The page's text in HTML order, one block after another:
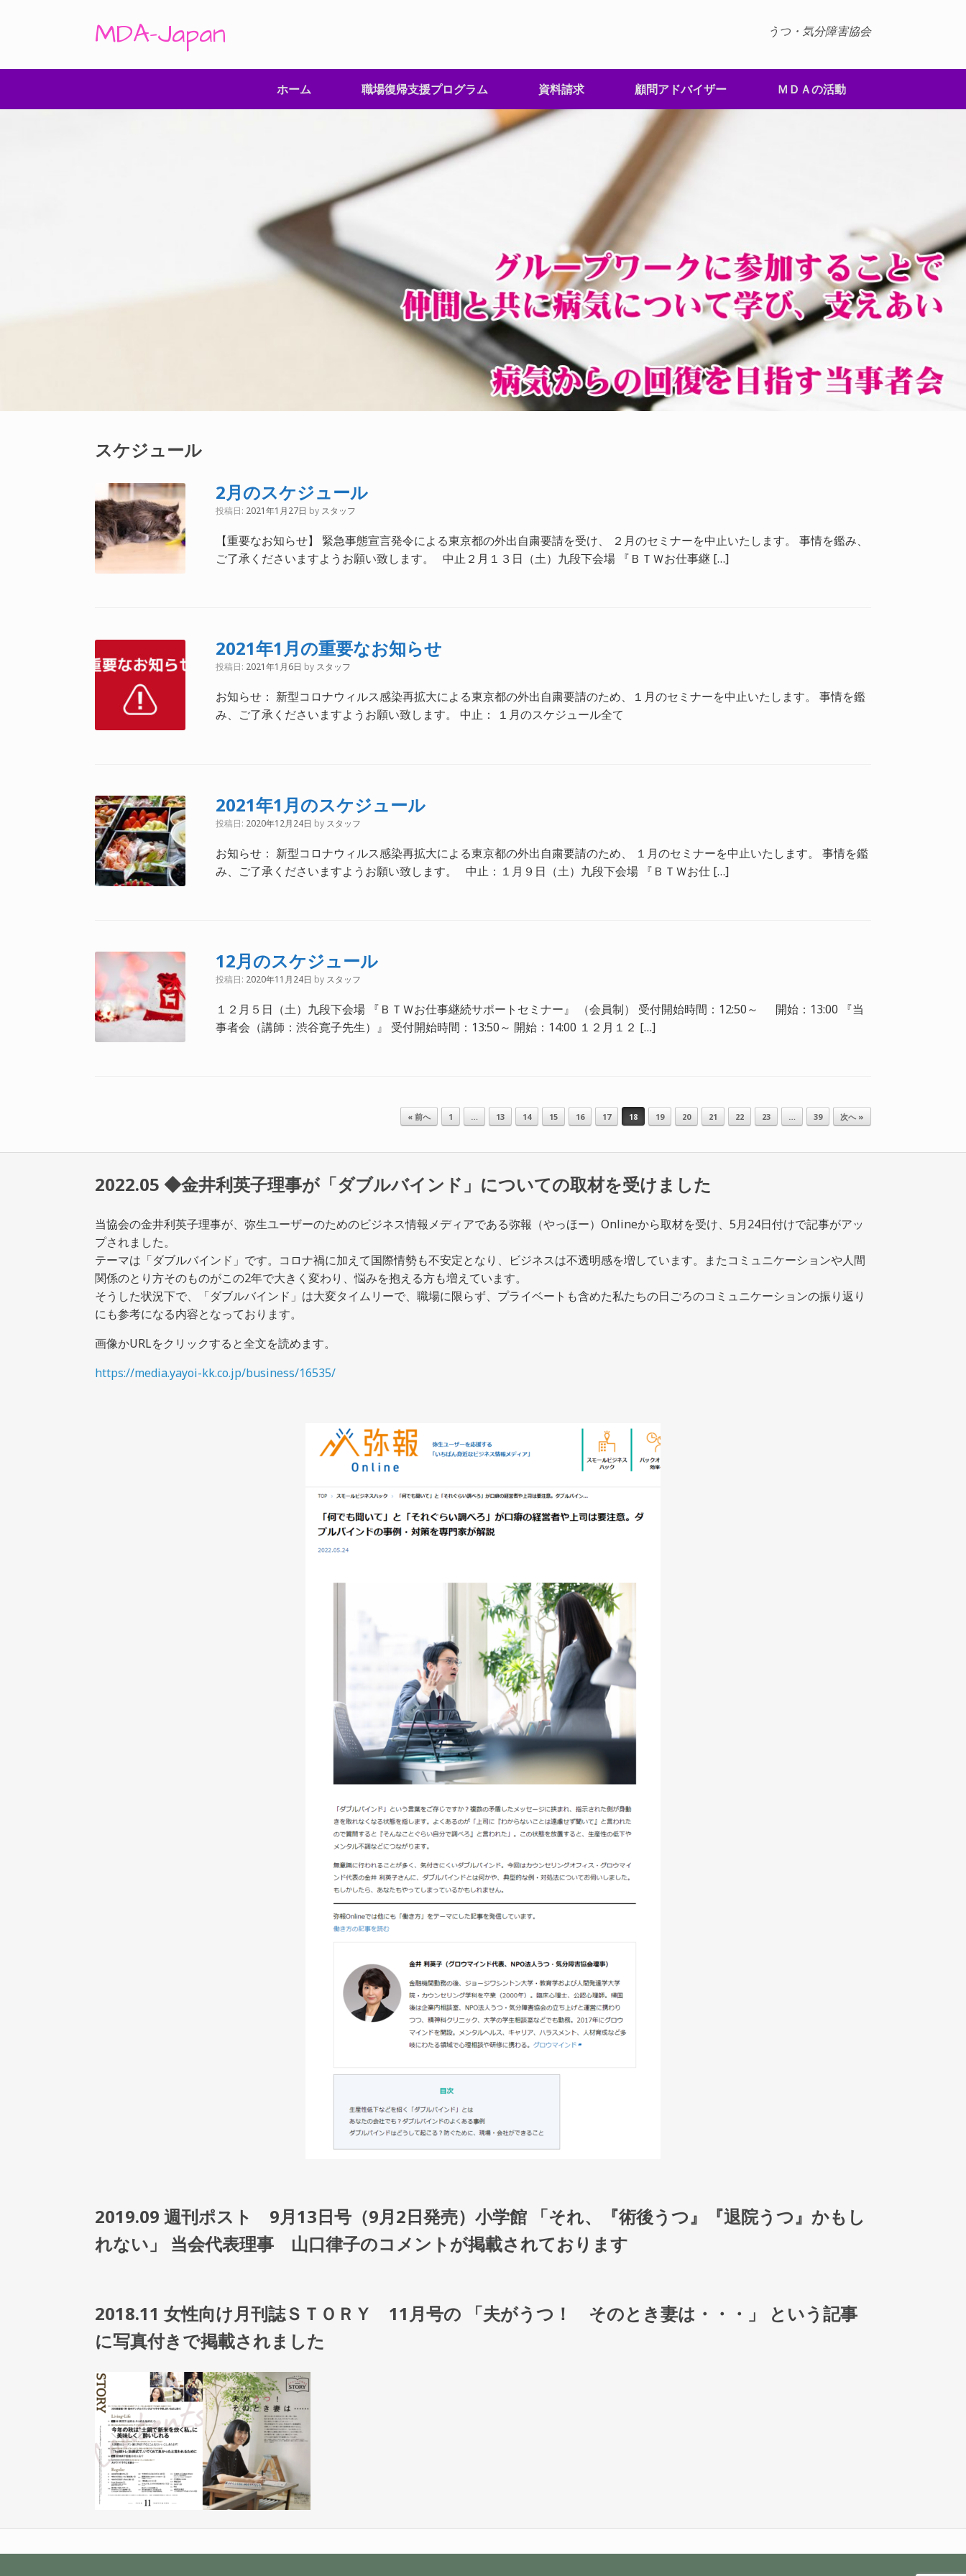
MDA-Japan うつ・気分障害協会
ホーム 職場復帰支援プログラム 資料請求 顧問アドバイザー ＭＤＡの活動
スケジュール
2月のスケジュール
投稿日: 2021年1月27日 by スタッフ
【重要なお知らせ】 緊急事態宣言発令による東京都の外出自粛要請を受け、 ２月のセミナーを中止いたします。 事情を鑑み、
ご了承くださいますようお願い致します。 中止２月１３日（土）九段下会場 『ＢＴＷお仕事継 […]
2021年1月の重要なお知らせ
投稿日: 2021年1月6日 by スタッフ
お知らせ： 新型コロナウィルス感染再拡大による東京都の外出自粛要請のため、１月のセミナーを中止いたします。 事情を鑑
み、ご了承くださいますようお願い致します。 中止： １月のスケジュール全て
2021年1月のスケジュール
投稿日: 2020年12月24日 by スタッフ
お知らせ： 新型コロナウィルス感染再拡大による東京都の外出自粛要請のため、 １月のセミナーを中止いたします。 事情を鑑
み、ご了承くださいますようお願い致します。 中止：１月９日（土）九段下会場 『ＢＴＷお仕 […]
12月のスケジュール
投稿日: 2020年11月24日 by スタッフ
１２月５日（土）九段下会場 『ＢＴＷお仕事継続サポートセミナー』 （会員制） 受付開始時間：12:50～ 開始：13:00 『当
事者会（講師：渋谷寛子先生）』 受付開始時間：13:50～ 開始：14:00 １２月１２ […]
« 前へ 1 … 13 14 15 16 17 18 19 20 21 22 23 … 39 次へ »
2022.05 ◆金井利英子理事が「ダブルバインド」についての取材を受けました
当協会の金井利英子理事が、弥生ユーザーのためのビジネス情報メディアである弥報（やっほー）Onlineから取材を受け、5月24日付けで記事がアッ
プされました。
テーマは「ダブルバインド」です。コロナ禍に加えて国際情勢も不安定となり、ビジネスは不透明感を増しています。またコミュニケーションや人間
関係のとり方そのものがこの2年で大きく変わり、悩みを抱える方も増えています。
そうした状況下で、「ダブルバインド」は大変タイムリーで、職場に限らず、プライベートも含めた私たちの日ごろのコミュニケーションの振り返り
にも参考になる内容となっております。
画像かURLをクリックすると全文を読めます。
https://media.yayoi-kk.co.jp/business/16535/
2019.09 週刊ポスト 9月13日号（9月2日発売）小学館 「それ、『術後うつ』『退院うつ』かもし
れない」 当会代表理事 山口律子のコメントが掲載されております
2018.11 女性向け月刊誌ＳＴＯＲＹ 11月号の 「夫がうつ！ そのとき妻は・・・」 という記事
に写真付きで掲載されました